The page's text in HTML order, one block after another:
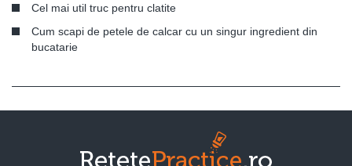
Cel mai util truc pentru clatite
Cum scapi de petele de calcar cu un singur ingredient din
bucatarie